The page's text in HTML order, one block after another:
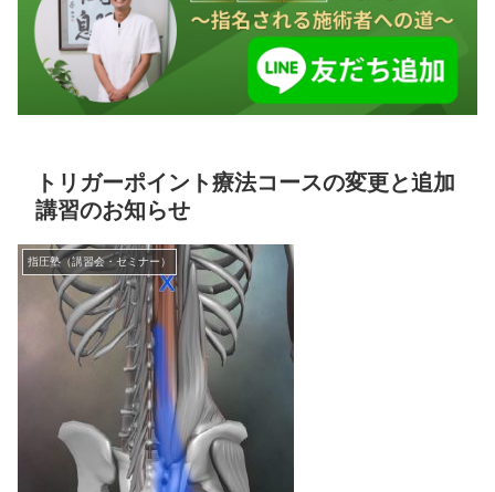
トリガーポイント療法コースの変更と追加
講習のお知らせ
指圧塾（講習会・セミナー）